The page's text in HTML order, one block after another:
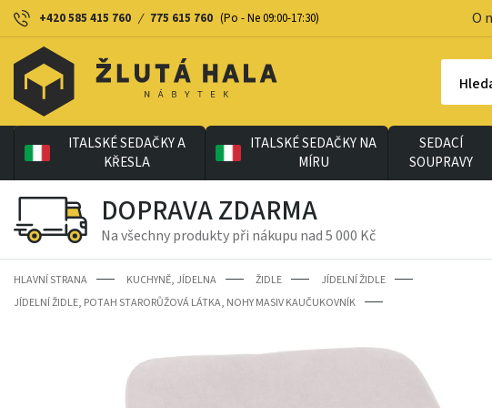
+420 585 415 760 / 775 615 760 (Po - Ne 09:00-17:30) O
ITALSKÉ SEDAČKY A
KŘESLA
ITALSKÉ SEDAČKY NA
MÍRU
SEDACÍ
SOUPRAVY
DOPRAVA ZDARMA
Na všechny produkty při nákupu nad 5 000 Kč
HLAVNÍ STRANA KUCHYNĚ, JÍDELNA ŽIDLE
JÍDELNÍ ŽIDLE
JÍDELNÍ ŽIDLE, POTAH STARORŮŽOVÁ LÁTKA, NOHY MASIV KAUČUKOVNÍK